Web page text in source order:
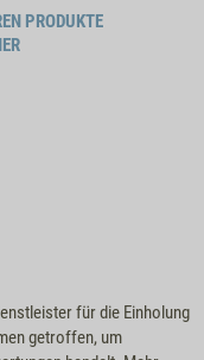
PRODUKTE
für die Einholung
getroffen, um